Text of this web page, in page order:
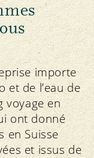
importe
et de l’eau de
voyage en
ont donné
en Suisse
et issus de